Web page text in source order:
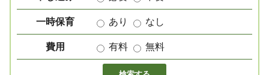
一時保育 あり なし
費用 有料 無料